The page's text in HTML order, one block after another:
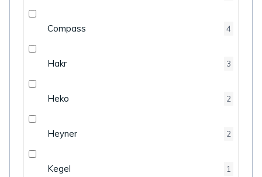
Compass 4
Hakr 3
Heko 2
Heyner 2
Kegel 1